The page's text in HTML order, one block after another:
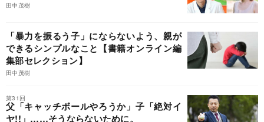
田中茂樹
「暴力を振るう子」にならないよう、親が
できるシンプルなこと【書籍オンライン編
集部セレクション】
田中茂樹
第31回
父「キャッチボールやろうか」子「絶対イ
ヤ!!」……そうならないために。